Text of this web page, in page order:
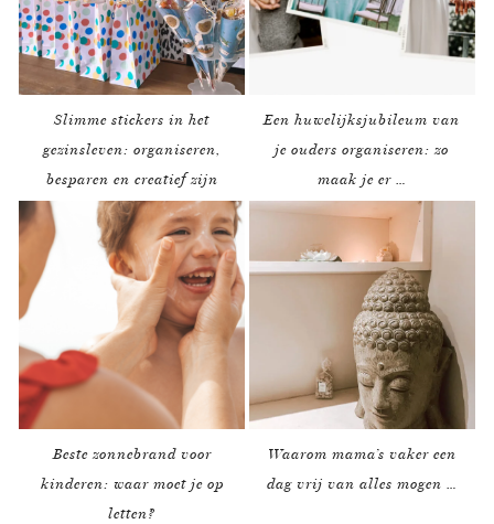
Slimme stickers in het
gezinsleven: organiseren,
besparen en creatief zijn
Een huwelijksjubileum van
je ouders organiseren: zo
maak je er …
Beste zonnebrand voor
kinderen: waar moet je op
letten?
Waarom mama’s vaker een
dag vrij van alles mogen …